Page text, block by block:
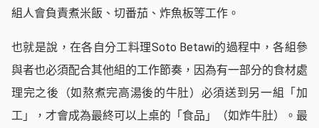
組人會負責煮米飯、切番茄、炸魚板等工作。
也就是說，在各自分工料理Soto Betawi的過程中，各組參
與者也必須配合其他組的工作節奏，因為有一部分的食材處
理完之後（如熬煮完高湯後的牛肚）必須送到另一組「加
工」，才會成為最終可以上桌的「食品」（如炸牛肚）。最